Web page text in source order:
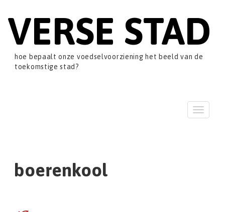
VERSE STAD
hoe bepaalt onze voedselvoorziening het beeld van de
toekomstige stad?
T
o
boerenkool